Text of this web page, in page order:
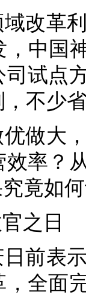
改革
中国
试点
不少
做大
率？
竟如
之日
前表
，全面